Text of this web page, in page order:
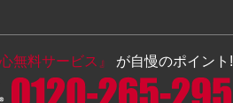
無料サービス』 が自慢のポイント!